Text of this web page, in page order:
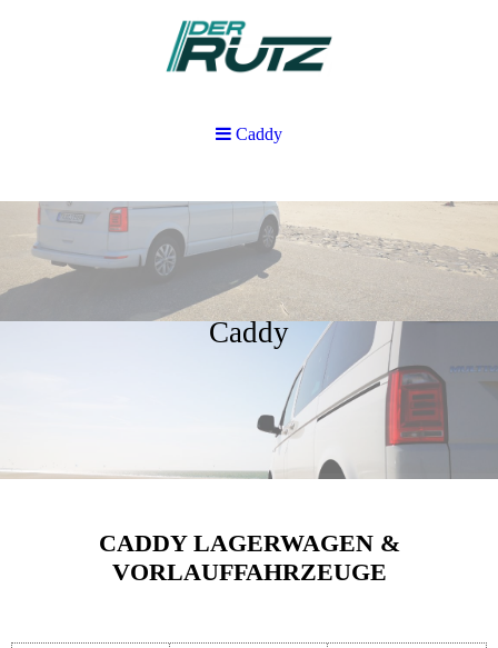
Caddy
CADDY LAGERWAGEN &
VORLAUFFAHRZEUGE
Caddy